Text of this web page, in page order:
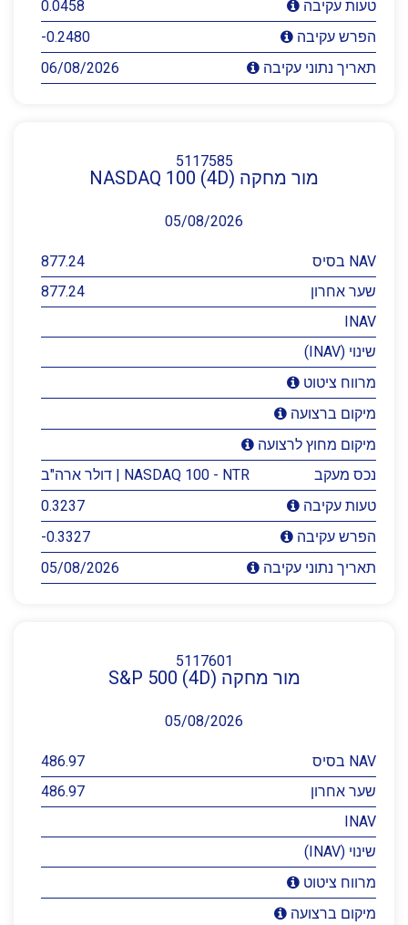
טעות עקיבה
0.0458
הפרש עקיבה
-0.2480
תאריך נתוני עקיבה
06/08/2026
5117585
מור מחקה NASDAQ 100 (4D)
05/08/2026
NAV בסיס
877.24
שער אחרון
877.24
INAV
שינוי (INAV)
מרווח ציטוט
מיקום ברצועה
מיקום מחוץ לרצועה
נכס מעקב
NASDAQ 100 - NTR | דולר ארה"ב
טעות עקיבה
0.3237
הפרש עקיבה
-0.3327
תאריך נתוני עקיבה
05/08/2026
5117601
מור מחקה S&P 500 (4D)
05/08/2026
NAV בסיס
486.97
שער אחרון
486.97
INAV
שינוי (INAV)
מרווח ציטוט
מיקום ברצועה